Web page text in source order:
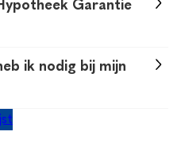
Garantie
is een garantie
aanmerking komt, bij je
Het biedt een
van je hypotheek.
ik nodig bij mijn
af te sluiten